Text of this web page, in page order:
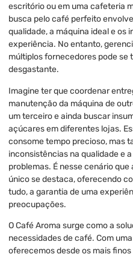
escritório ou em uma cafeteria
busca pelo café perfeito
qualidade, a máquina ideal e os
experiência. No entanto,
múltiplos fornecedores pode
desgastante.
Imagine ter que coordenar
manutenção da máquina de
um terceiro e ainda buscar
açúcares em diferentes lojas.
consome tempo precioso, mas
inconsistências na qualidade e
problemas. É nesse cenário
único se destaca, oferecendo
tudo, a garantia de uma
preocupações.
O Café Aroma surge como a
necessidades de café. Com
oferecemos desde os mais